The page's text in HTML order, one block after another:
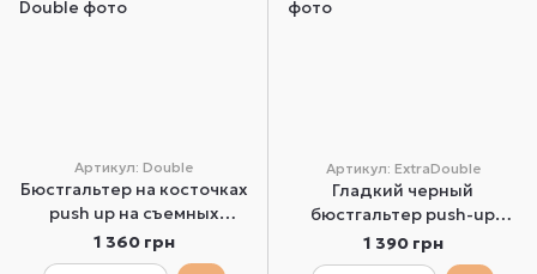
Артикул: Double
Бюстгальтер на косточках
push up на съемных
бретельках черный
Lormar Double 65B
1 360 грн
Артикул: ExtraDouble
Гладкий черный
бюстгальтер push-up
двойной ExtraDouble -
Lormar 65B
1 390 грн